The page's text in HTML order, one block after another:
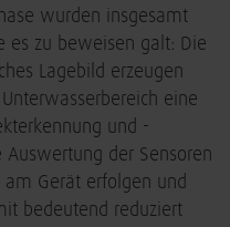
wurden insgesamt
es zu beweisen galt: Die
Lagebild erzeugen
eine
und -
der Sensoren
am Gerät erfolgen und
bedeutend reduziert